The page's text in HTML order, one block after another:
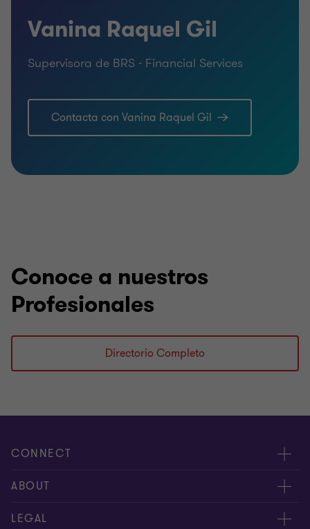
Vanina Raquel Gil
Supervisora de BRS - Financial Services
Contacta con Vanina Raquel Gil
Conoce a nuestros
Profesionales
Directorio Completo
CONNECT
Nuestra gente
Contáctenos
ABOUT
Acerca de nosotros
LEGAL